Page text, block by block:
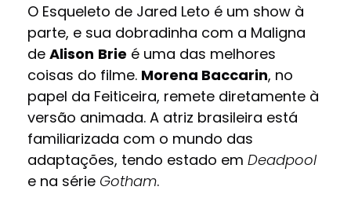
O Esqueleto de Jared Leto é um show à
parte, e sua dobradinha com a Maligna
de Alison Brie é uma das melhores
coisas do filme. Morena Baccarin, no
papel da Feiticeira, remete diretamente à
versão animada. A atriz brasileira está
familiarizada com o mundo das
adaptações, tendo estado em Deadpool
e na série Gotham.